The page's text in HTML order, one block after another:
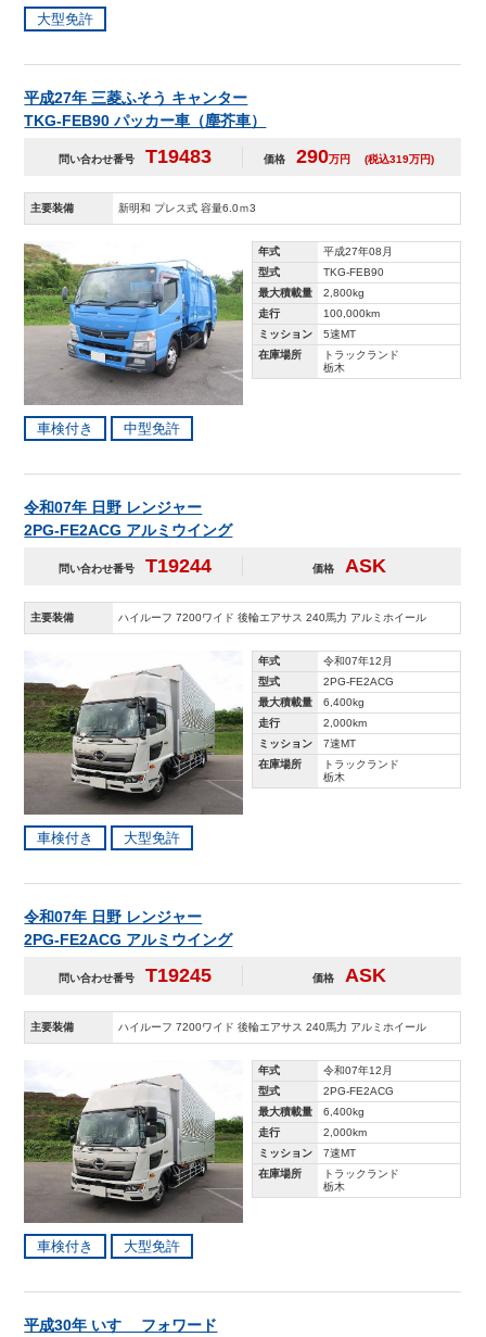
大型免許
平成27年 三菱ふそう キャンター
TKG-FEB90 パッカー車（塵芥車）
問い合わせ番号 T19483 価格 290万円 (税込319万円)
主要装備 新明和 プレス式 容量6.0ｍ3
年式
平成27年08月
型式
TKG-FEB90
最大積載量
2,800kg
走行
100,000km
ミッション
5速MT
在庫場所
トラックランド
栃木
車検付き 中型免許
令和07年 日野 レンジャー
2PG-FE2ACG アルミウイング
問い合わせ番号 T19244 価格 ASK
主要装備 ハイルーフ 7200ワイド 後輪エアサス 240馬力 アルミホイール
年式
令和07年12月
型式
2PG-FE2ACG
最大積載量
6,400kg
走行
2,000km
ミッション
7速MT
在庫場所
トラックランド
栃木
車検付き 大型免許
令和07年 日野 レンジャー
2PG-FE2ACG アルミウイング
問い合わせ番号 T19245 価格 ASK
主要装備 ハイルーフ 7200ワイド 後輪エアサス 240馬力 アルミホイール
年式
令和07年12月
型式
2PG-FE2ACG
最大積載量
6,400kg
走行
2,000km
ミッション
7速MT
在庫場所
トラックランド
栃木
車検付き 大型免許
平成30年 いすゞ フォワード